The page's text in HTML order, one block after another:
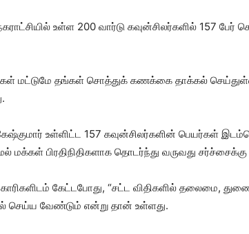
உள்ள 200 வார்டு கவுன்​சிலர்​களில் 157
மட்​டுமே தங்​கள் சொத்​துக் கணக்கை தாக்​கல்
உள்​ளிட்ட 157 கவுன்​சிலர்​களின் பெயர்​கள்
பிர​தி​நி​தி​களாக தொடர்ந்து வரு​வது சர்ச்​சைக்​கு
கேட்​ட​போது, “சட்ட விதி​களில் தலை​மை,
செய்ய வேண்​டும் என்று தான் உள்​ளது.